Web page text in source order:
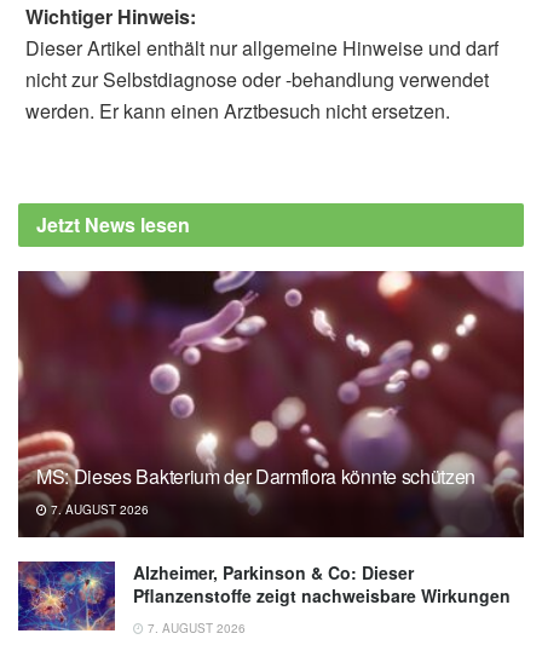
ticks; (veröffentlicht am 13.05.2020),Mayo
Clinic
Wichtiger Hinweis:
Dieser Artikel enthält nur allgemeine Hinweise und darf
nicht zur Selbstdiagnose oder -behandlung verwendet
werden. Er kann einen Arztbesuch nicht ersetzen.
Jetzt News lesen
MS: Dieses Bakterium der Darmflora könnte schützen
7. AUGUST 2026
Alzheimer, Parkinson & Co: Dieser
Pflanzenstoffe zeigt nachweisbare Wirkungen
7. AUGUST 2026